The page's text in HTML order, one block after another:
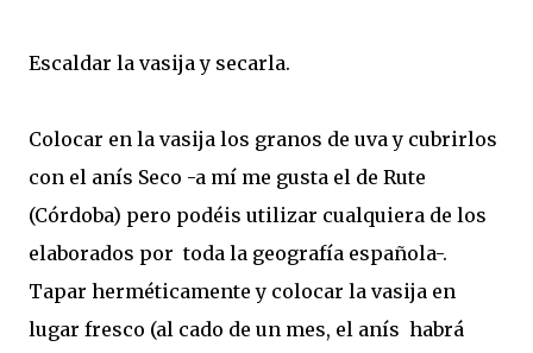
Escaldar la vasija y secarla.
Colocar en la vasija los granos de uva y cubrirlos
con el anís Seco -a mí me gusta el de Rute
(Córdoba) pero podéis utilizar cualquiera de los
elaborados por toda la geografía española-.
Tapar herméticamente y colocar la vasija en
lugar fresco (al cado de un mes, el anís habrá